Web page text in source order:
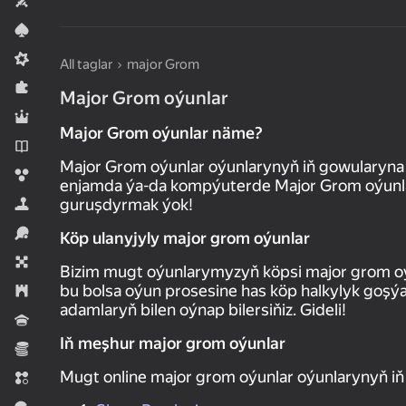
Meadcore
Puzzlelar©
Romanlar
Sharlar
Simeleýatorlar
Sport
Stolüstinde oýnalýan oýunlar
Strategiýalar
Wikipediýa
Ykdysady
Üç hatda
All taglar major Grom
Major Grom oýunlar
Major Grom oýunlar näme?
Major Grom oýunlar oýunlarynyň iň
enjamda ýa-da kompýuterde Major Grom
guruşdyrmak ýok!
Köp ulanyjyly major grom oýunlar
Bizim mugt oýunlarymyzyň köpsi major grom
bu bolsa oýun prosesine has köp halkylyk
adamlaryň bilen oýnap bilersiňiz. Gideli!
Iň meşhur major grom oýunlar
Mugt online major grom oýunlar oýunlarynyň